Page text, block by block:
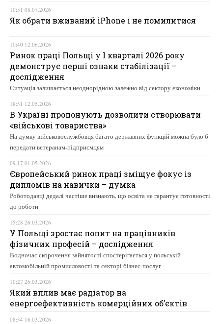
10:51 08.07.2026
Як обрати вживаний iPhone і не помилитися
10:40 12.06.2026
Ринок праці Польщі у І кварталі 2026 року
демонструє перші ознаки стабілізації –
дослідження
Ситуація залишається неоднорідною залежно від сектору економіки
18:51 12.05.2026
В Україні пропонують дозволити створювати
«військові товариства»
На думку військовослужбовця багато державних функцій можна було б
передати ветеранам-підприємцям
09:17 01.05.2026
Європейський ринок праці зміщує фокус із
дипломів на навички – думка
Роботодавці дедалі частіше визнають, що освіта не гарантує готовності
до роботи
15:28 26.03.2026
У Польщі зростає попит на працівників
фізичних професій – дослідження
Водночас скорочення зайнятості спостерігається у польській
автомобільній промисловості та секторі бізнес-послуг
10:27 26.03.2026
Який вплив має радіатор на
енергоефективність комерційних об’єктів
08:34 16.03.2026